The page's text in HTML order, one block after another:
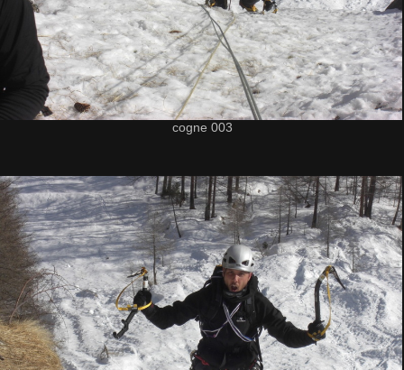
cogne 003